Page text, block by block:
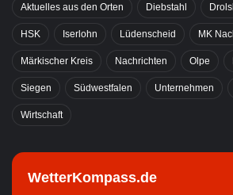
Aktuelles aus den Orten Diebstahl
HSK Iserlohn Lüdenscheid MK
Märkischer Kreis Nachrichten Olpe
Siegen Südwestfalen Unternehmen
Wirtschaft
WetterKompass.de